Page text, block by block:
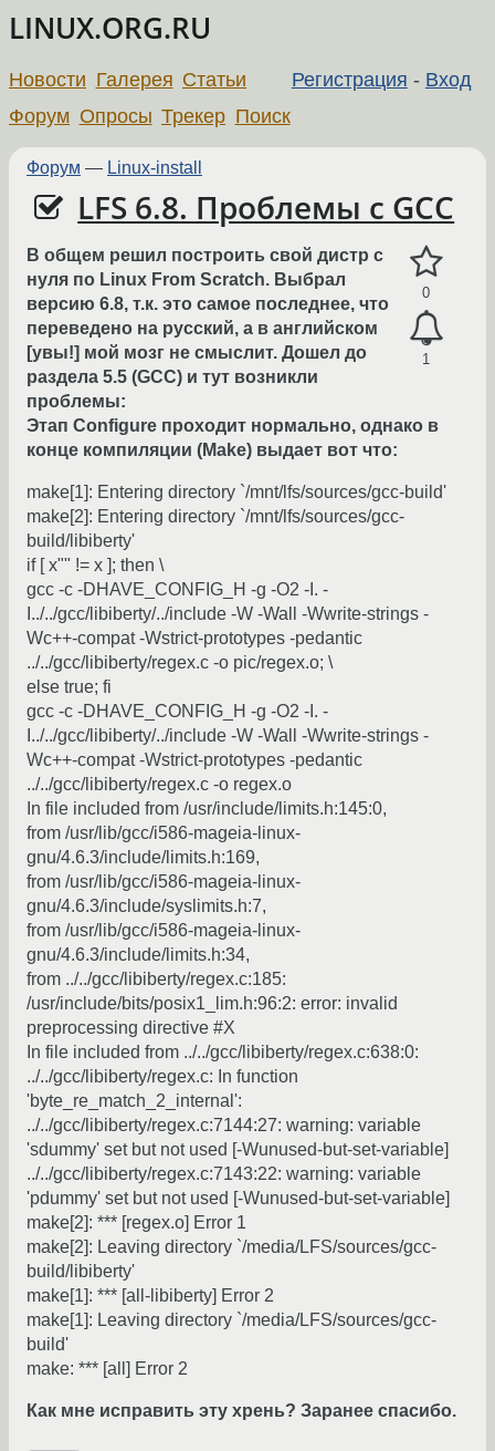
LINUX.ORG.RU
Регистрация - Вход
Новости Галерея Статьи
Форум Опросы Трекер Поиск
Форум — Linux-install
LFS 6.8. Проблемы с GCC
0
1
В общем решил построить свой дистр с
нуля по Linux From Scratch. Выбрал
версию 6.8, т.к. это самое последнее, что
переведено на русский, а в английском
[увы!] мой мозг не смыслит. Дошел до
раздела 5.5 (GCC) и тут возникли
проблемы:
Этап Configure проходит нормально, однако в
конце компиляции (Make) выдает вот что:
make[1]: Entering directory `/mnt/lfs/sources/gcc-build'
make[2]: Entering directory `/mnt/lfs/sources/gcc-
build/libiberty'
if [ x"" != x ]; then \
gcc -c -DHAVE_CONFIG_H -g -O2 -I. -
I../../gcc/libiberty/../include -W -Wall -Wwrite-strings -
Wc++-compat -Wstrict-prototypes -pedantic
../../gcc/libiberty/regex.c -o pic/regex.o; \
else true; fi
gcc -c -DHAVE_CONFIG_H -g -O2 -I. -
I../../gcc/libiberty/../include -W -Wall -Wwrite-strings -
Wc++-compat -Wstrict-prototypes -pedantic
../../gcc/libiberty/regex.c -o regex.o
In file included from /usr/include/limits.h:145:0,
from /usr/lib/gcc/i586-mageia-linux-
gnu/4.6.3/include/limits.h:169,
from /usr/lib/gcc/i586-mageia-linux-
gnu/4.6.3/include/syslimits.h:7,
from /usr/lib/gcc/i586-mageia-linux-
gnu/4.6.3/include/limits.h:34,
from ../../gcc/libiberty/regex.c:185:
/usr/include/bits/posix1_lim.h:96:2: error: invalid
preprocessing directive #X
In file included from ../../gcc/libiberty/regex.c:638:0:
../../gcc/libiberty/regex.c: In function
'byte_re_match_2_internal':
../../gcc/libiberty/regex.c:7144:27: warning: variable
'sdummy' set but not used [-Wunused-but-set-variable]
../../gcc/libiberty/regex.c:7143:22: warning: variable
'pdummy' set but not used [-Wunused-but-set-variable]
make[2]: *** [regex.o] Error 1
make[2]: Leaving directory `/media/LFS/sources/gcc-
build/libiberty'
make[1]: *** [all-libiberty] Error 2
make[1]: Leaving directory `/media/LFS/sources/gcc-
build'
make: *** [all] Error 2
Как мне исправить эту хрень? Заранее спасибо.